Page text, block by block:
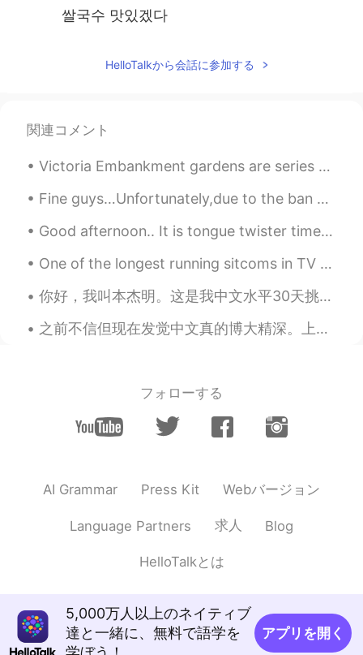
쌀국수 맛있겠다
JP
Scott
兰州拉面 which from my hometown
Aliya Khalid 2021.06.05 12:47
EN JP
@HT User532367Ah yes! 😊
Aliya Khalid 2021.06.05 12:47
@BryanAs it happens, I didn't cook this
@ꕀᴢʜᴀɴɢᵐᵃʸᵃⁿᵍ Ꙭ︎
EN JP
@Jenny Du谢谢，很好吃！😊
Bryan 2021.06.05 12:25
CN EN
HelloTalkから会話に参加する
関連コメント
Victoria Embankment gardens are series of gardens in the north side of the river Thames between B...
Fine guys…Unfortunately,due to the ban on Russian national Olympic team,this issue has risen heat...
Good afternoon.. It is tongue twister time! Oh, the sadness of her sadness when she's sad. Oh, t...
One of the longest running sitcoms in TV history, “The Big Bang Theory,” announced the 12th seaso...
你好，我叫本杰明。这是我中文水平30天挑战赛的第二天。我今天来说说我现在住的地方！我住在上海的闵行区，我认为这是一个好地方。这个地方很方便，靠近上海的迪士尼乐园和地铁站。公寓旁边还有许多美味的餐...
之前不信但现在发觉中文真的博大精深。上学学的中文和有内味的中文，区别的确太大了。 比如刚开始学中文的时候可能会说： 我是一个喜欢吃东西的人。 学了一段时间会发现原来”我是一个吃货”才是地道。...
フォローする
AI Grammar Press Kit Webバージョン
Language Partners 求人 Blog
HelloTalkとは
5,000万人以上のネイティブ
達と一緒に、無料で語学を
アプリを開く